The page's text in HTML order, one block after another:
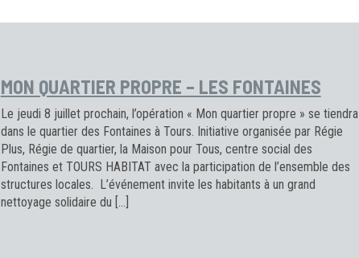
MON QUARTIER PROPRE – LES FONTAINES
Le jeudi 8 juillet prochain, l’opération « Mon quartier propre » se tiendra
dans le quartier des Fontaines à Tours. Initiative organisée par Régie
Plus, Régie de quartier, la Maison pour Tous, centre social des
Fontaines et TOURS HABITAT avec la participation de l’ensemble des
structures locales. L’événement invite les habitants à un grand
nettoyage solidaire du […]